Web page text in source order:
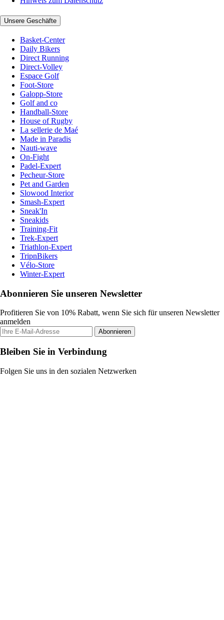
Unsere Geschäfte
Basket-Center
Daily Bikers
Direct Running
Direct-Volley
Espace Golf
Foot-Store
Galopp-Store
Golf and co
Handball-Store
House of Rugby
La sellerie de Maé
Made in Paradis
Nauti-wave
On-Fight
Padel-Expert
Pecheur-Store
Pet and Garden
Slowood Interior
Smash-Expert
Sneak'In
Sneakids
Training-Fit
Trek-Expert
Triathlon-Expert
TripnBikers
Vélo-Store
Winter-Expert
Abonnieren Sie unseren Newsletter
Profitieren Sie von 10% Rabatt, wenn Sie sich für unseren Newsletter
anmelden
Abonnieren
Bleiben Sie in Verbindung
Folgen Sie uns in den sozialen Netzwerken